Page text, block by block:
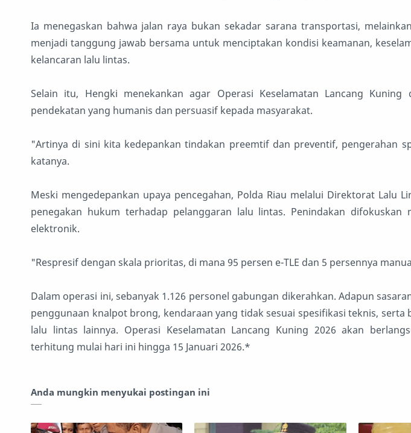
Ia menegaskan bahwa jalan raya bukan sekadar sarana transportasi,
menjadi tanggung jawab bersama untuk menciptakan kondisi keamanan,
kelancaran lalu lintas.
Selain itu, Hengki menekankan agar Operasi Keselamatan Lancang Kuning
pendekatan yang humanis dan persuasif kepada masyarakat.
"Artinya di sini kita kedepankan tindakan preemtif dan preventif, pengerahan
katanya.
Meski mengedepankan upaya pencegahan, Polda Riau melalui Direktorat Lalu
penegakan hukum terhadap pelanggaran lalu lintas. Penindakan difokuskan
elektronik.
"Respresif dengan skala prioritas, di mana 95 persen e-TLE dan 5 persennya
Dalam operasi ini, sebanyak 1.126 personel gabungan dikerahkan. Adapun
penggunaan knalpot brong, kendaraan yang tidak sesuai spesifikasi teknis, serta
lalu lintas lainnya. Operasi Keselamatan Lancang Kuning 2026 akan
terhitung mulai hari ini hingga 15 Januari 2026.*
Anda mungkin menyukai postingan ini